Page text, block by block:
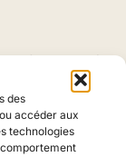
des
accéder aux
technologies
pas à